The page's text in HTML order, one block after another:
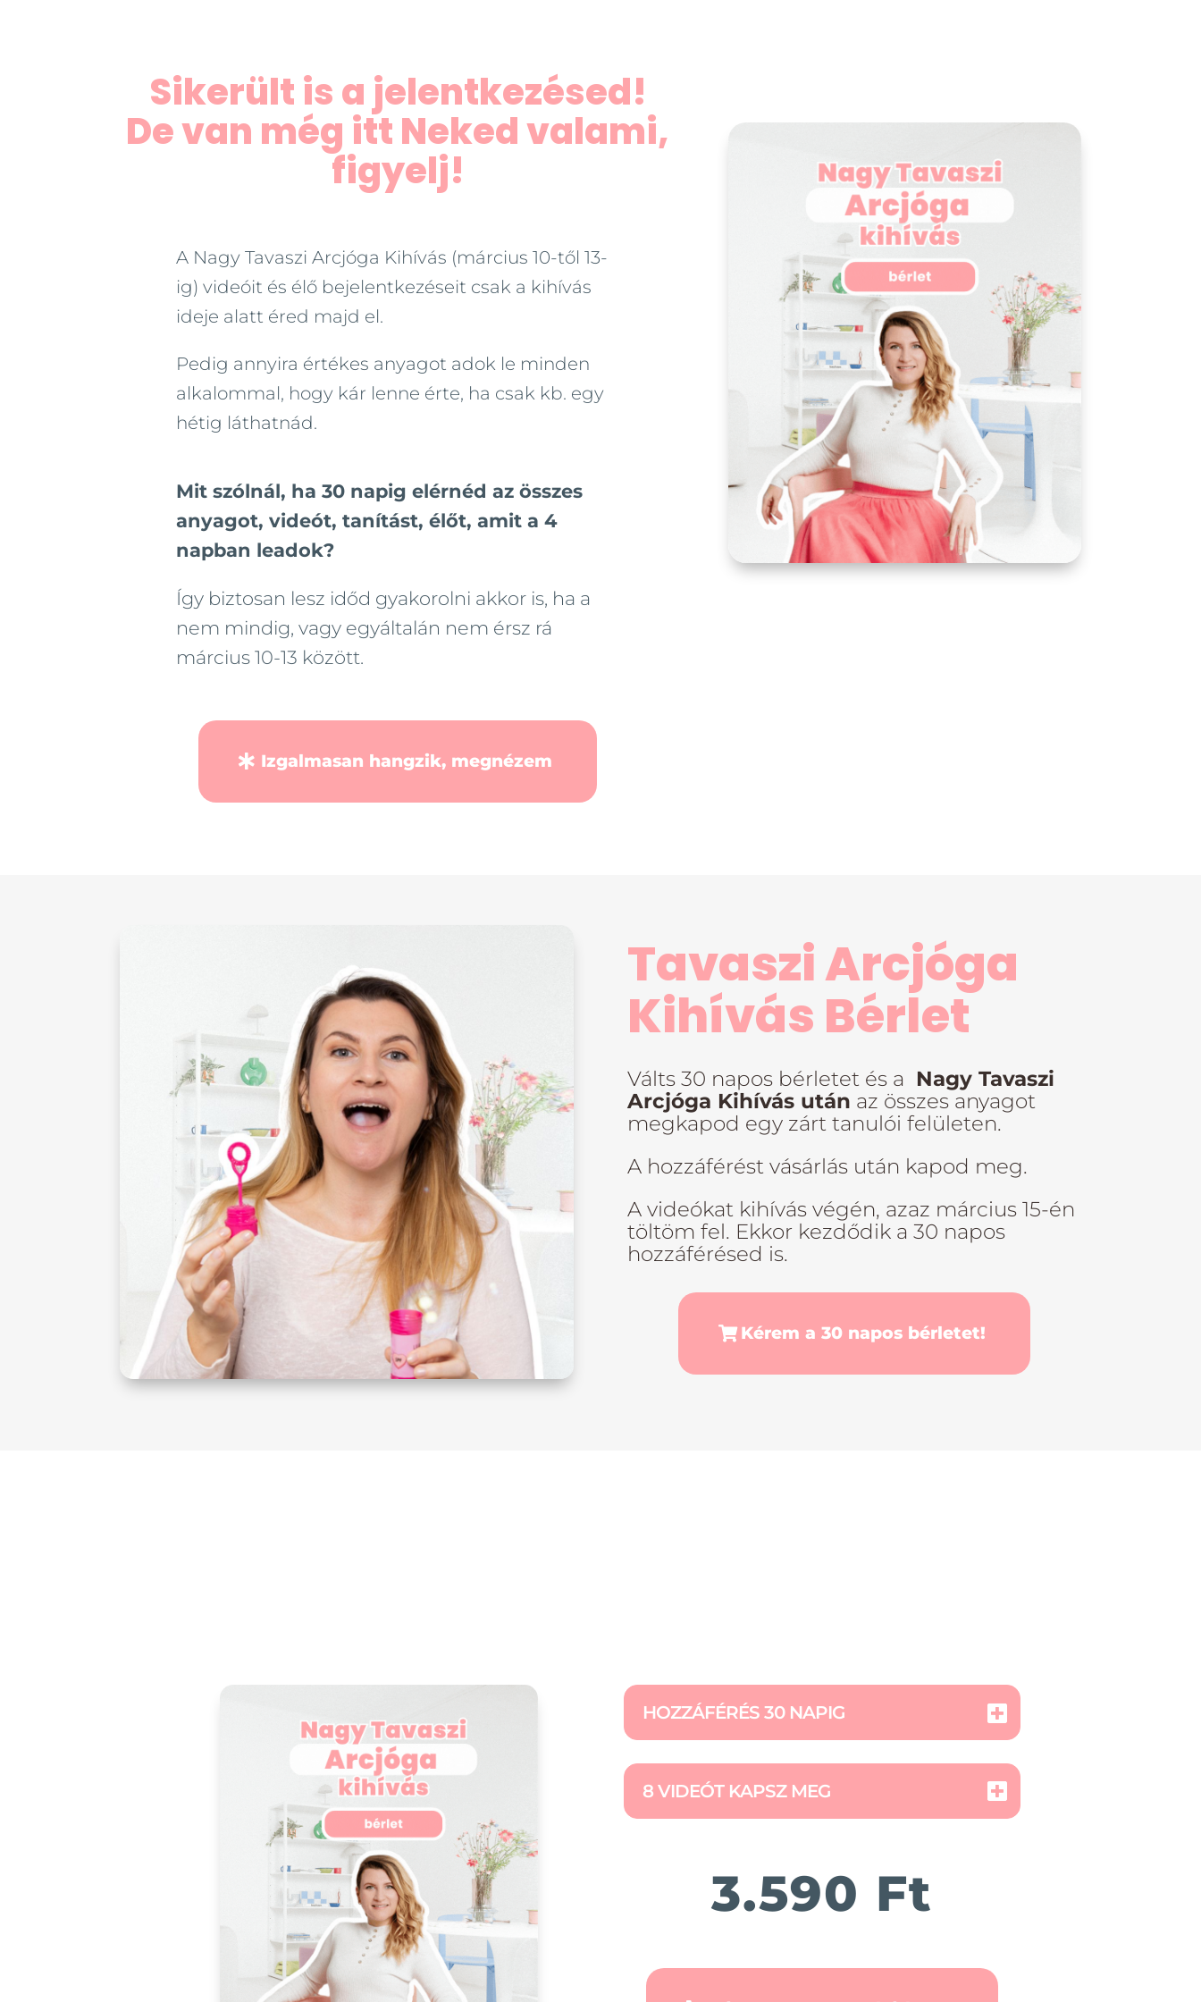
Sikerült is a jelentkezésed!
De van még itt Neked valami,
figyelj!
A Nagy Tavaszi Arcjóga Kihívás (március 10-től 13-
ig) videóit és élő bejelentkezéseit csak a kihívás
ideje alatt éred majd el.
Pedig annyira értékes anyagot adok le minden
alkalommal, hogy kár lenne érte, ha csak kb. egy
hétig láthatnád.
Mit szólnál, ha 30 napig elérnéd az összes
anyagot, videót, tanítást, élőt, amit a 4
napban leadok?
Így biztosan lesz időd gyakorolni akkor is, ha a
nem mindig, vagy egyáltalán nem érsz rá
március 10-13 között.
Izgalmasan hangzik, megnézem
Tavaszi Arcjóga
Kihívás Bérlet
Válts 30 napos bérletet és a Nagy Tavaszi
Arcjóga Kihívás után az összes anyagot
megkapod egy zárt tanulói felületen.
A hozzáférést vásárlás után kapod meg.
A videókat kihívás végén, azaz március 15-én
töltöm fel. Ekkor kezdődik a 30 napos
hozzáférésed is.
Kérem a 30 napos bérletet!
HOZZÁFÉRÉS 30 NAPIG
8 VIDEÓT KAPSZ MEG
3.590 Ft